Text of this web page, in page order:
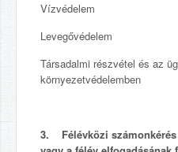
Vízvédelem
Levegővédelem
Társadalmi részvétel és az
környezetvédelemben
3. Félévközi számonkérés